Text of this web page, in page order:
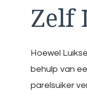
Zelf
Hoewel
behulp van
parelsuiker